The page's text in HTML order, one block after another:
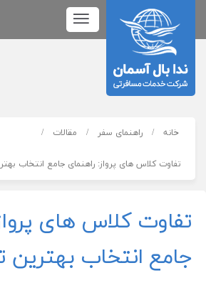
خانه راهنمای سفر مقالات
تفاوت کلاس های پرواز: راهنمای جامع انتخاب
تفاوت کلاس های
جامع انتخاب بهترین